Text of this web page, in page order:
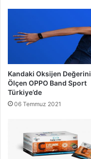
Kandaki Oksijen Değerini
Ölçen OPPO Band Sport
Türkiye’de
06 Temmuz 2021